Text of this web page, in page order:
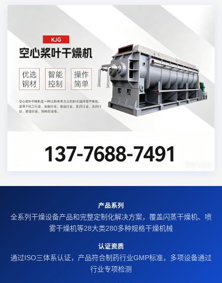
产品系列
全系列干燥设备产品和完整定制化解决方案，覆盖闪蒸干燥机、喷
雾干燥机等28大类280多种规格干燥机械
认证资质
通过ISO三体系认证，产品符合制药行业GMP标准，多项设备通过
行业专项检测